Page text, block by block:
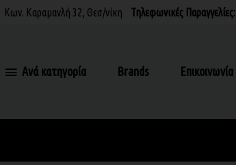
Κων. Καραμανλή 32, Θεσ/νίκη Τηλεφωνικές Παραγγελίες:
Ανά κατηγορία Brands Επικοινωνία